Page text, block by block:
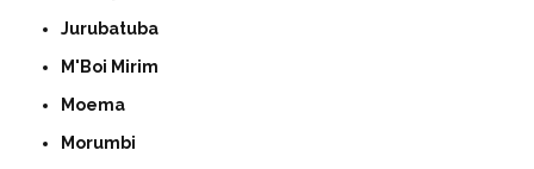
Jurubatuba
M'Boi Mirim
Moema
Morumbi